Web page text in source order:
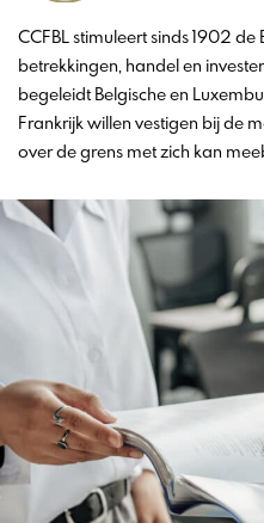
CCFBL stimuleert sinds 1902
betrekkingen, handel en
begeleidt Belgische en
Frankrijk willen vestigen bij de
over de grens met zich kan